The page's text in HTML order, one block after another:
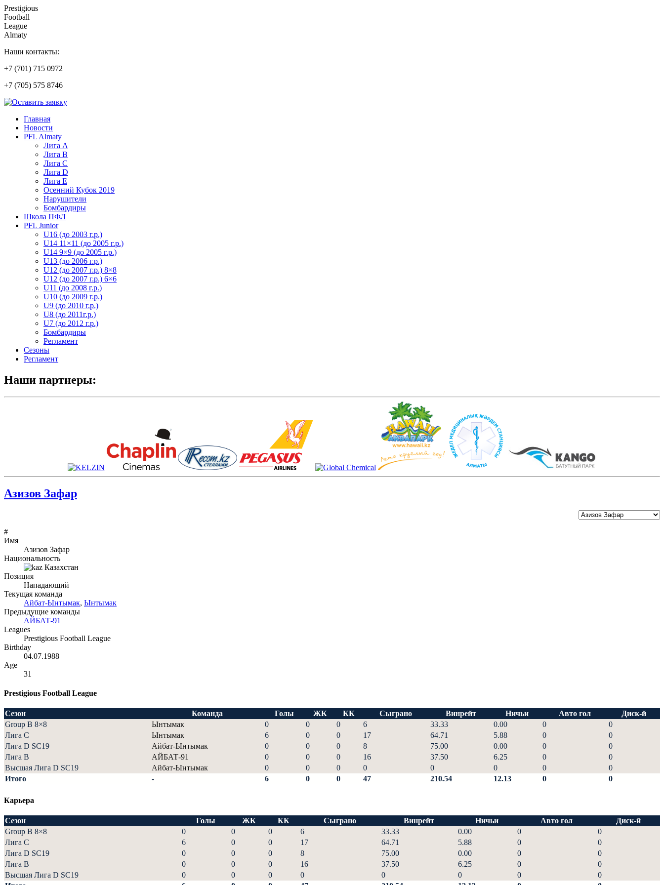
Prestigious
Football
League
Almaty
Наши контакты:
+7 (701) 715 0972
+7 (705) 575 8746
Главная
Новости
PFL Almaty
Лига A
Лига В
Лига С
Лига D
Лига Е
Осенний Кубок 2019
Нарушители
Бомбардиры
Школа ПФЛ
PFL Junior
U16 (до 2003 г.р.)
U14 11×11 (до 2005 г.р.)
U14 9×9 (до 2005 г.р.)
U13 (до 2006 г.р.)
U12 (до 2007 г.р.) 8×8
U12 (до 2007 г.р.) 6×6
U11 (до 2008 г.р.)
U10 (до 2009 г.р.)
U9 (до 2010 г.р.)
U8 (до 2011г.р.)
U7 (до 2012 г.р.)
Бомбардиры
Регламент
Сезоны
Регламент
Наши партнеры:
Азизов Зафар
#
Имя
Азизов Зафар
Национальность
Казахстан
Позиция
Нападающий
Текущая команда
Айбат-Ынтымак, Ынтымак
Предыдущие команды
АЙБАТ-91
Leagues
Prestigious Football League
Birthday
04.07.1988
Age
31
Prestigious Football League
Сезон Команда Голы ЖК КК Сыграно Винрейт Ничьи Авто гол
Диск-й
Group B 8×8
Ынтымак 0 0 0 6 33.33 0.00 0
0
Лига С
Ынтымак 6 0 0 17 64.71 5.88 0
0
Лига D SC19
Айбат-Ынтымак 0 0 0 8 75.00 0.00 0
0
Лига В
АЙБАТ-91 0 0 0 16 37.50 6.25 0
0
Высшая Лига D SC19
Айбат-Ынтымак 0 0 0 0 0 0 0
0
Итого
- 6 0 0 47 210.54 12.13 0 0
Карьера
Сезон Голы ЖК КК Сыграно Винрейт Ничьи Авто гол
Диск-й
Group B 8×8
0 0 0 6 33.33 0.00 0
0
Лига С
6 0 0 17 64.71 5.88 0
0
Лига D SC19
0 0 0 8 75.00 0.00 0
0
Лига В
0 0 0 16 37.50 6.25 0
0
Высшая Лига D SC19
0 0 0 0 0 0 0
0